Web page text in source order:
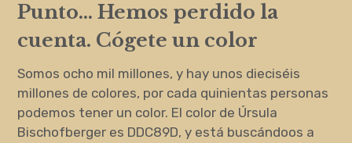
Punto… Hemos perdido la
cuenta. Cógete un color
Somos ocho mil millones, y hay unos dieciséis
millones de colores, por cada quinientas personas
podemos tener un color. El color de Úrsula
Bischofberger es DDC89D, y está buscándoos a